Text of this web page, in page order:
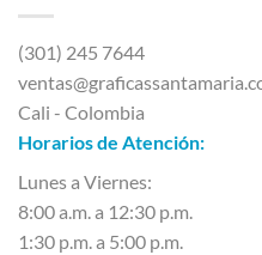
(301) 245 7644
Cali - Colombia
Horarios de Atención:
Lunes a Viernes:
8:00 a.m. a 12:30 p.m.
1:30 p.m. a 5:00 p.m.